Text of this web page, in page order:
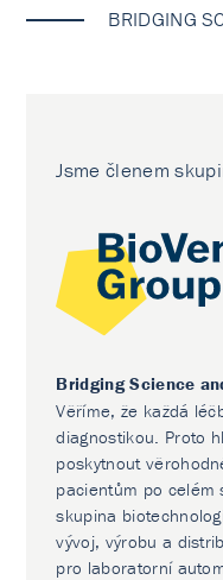
BRIDGING
Jsme členem
Bridging Science
Věříme, že každá
diagnostikou. Proto
poskytnout
pacientům po celém
skupina
vývoj, výrobu a
pro laboratorní